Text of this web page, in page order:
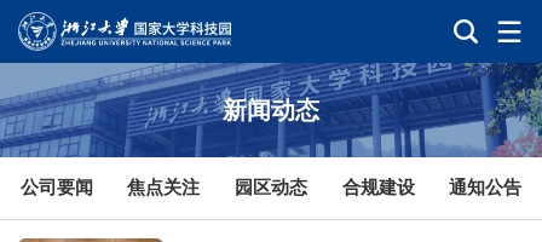
新闻动态
公司要闻 焦点关注 园区动态 合规建设 通知公告